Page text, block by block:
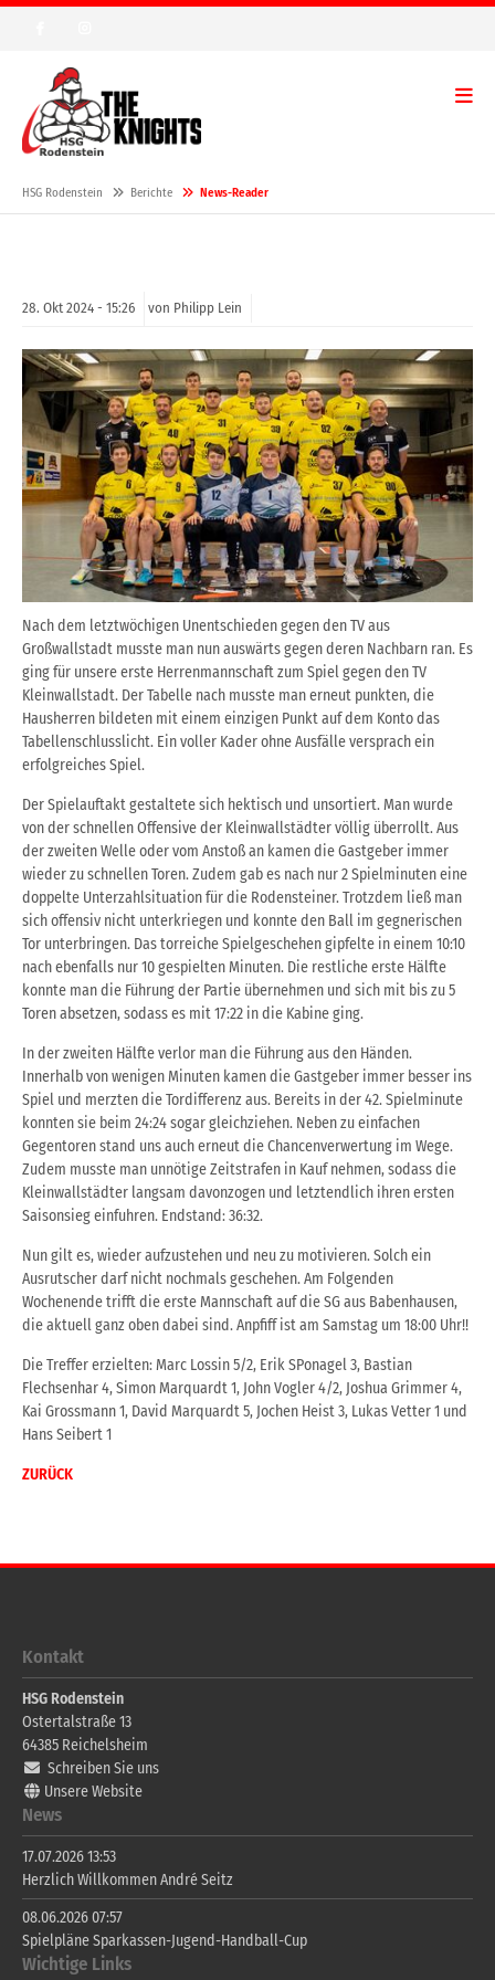
HSG Rodenstein Berichte News-Reader
28. Okt 2024 - 15:26 von Philipp Lein
Nach dem letztwöchigen Unentschieden gegen den TV aus
Großwallstadt musste man nun auswärts gegen deren Nachbarn ran. Es
ging für unsere erste Herrenmannschaft zum Spiel gegen den TV
Kleinwallstadt. Der Tabelle nach musste man erneut punkten, die
Hausherren bildeten mit einem einzigen Punkt auf dem Konto das
Tabellenschlusslicht. Ein voller Kader ohne Ausfälle versprach ein
erfolgreiches Spiel.
Der Spielauftakt gestaltete sich hektisch und unsortiert. Man wurde
von der schnellen Offensive der Kleinwallstädter völlig überrollt. Aus
der zweiten Welle oder vom Anstoß an kamen die Gastgeber immer
wieder zu schnellen Toren. Zudem gab es nach nur 2 Spielminuten eine
doppelte Unterzahlsituation für die Rodensteiner. Trotzdem ließ man
sich offensiv nicht unterkriegen und konnte den Ball im gegnerischen
Tor unterbringen. Das torreiche Spielgeschehen gipfelte in einem 10:10
nach ebenfalls nur 10 gespielten Minuten. Die restliche erste Hälfte
konnte man die Führung der Partie übernehmen und sich mit bis zu 5
Toren absetzen, sodass es mit 17:22 in die Kabine ging.
In der zweiten Hälfte verlor man die Führung aus den Händen.
Innerhalb von wenigen Minuten kamen die Gastgeber immer besser ins
Spiel und merzten die Tordifferenz aus. Bereits in der 42. Spielminute
konnten sie beim 24:24 sogar gleichziehen. Neben zu einfachen
Gegentoren stand uns auch erneut die Chancenverwertung im Wege.
Zudem musste man unnötige Zeitstrafen in Kauf nehmen, sodass die
Kleinwallstädter langsam davonzogen und letztendlich ihren ersten
Saisonsieg einfuhren. Endstand: 36:32.
Nun gilt es, wieder aufzustehen und neu zu motivieren. Solch ein
Ausrutscher darf nicht nochmals geschehen. Am Folgenden
Wochenende trifft die erste Mannschaft auf die SG aus Babenhausen,
die aktuell ganz oben dabei sind. Anpfiff ist am Samstag um 18:00 Uhr!!
Die Treffer erzielten: Marc Lossin 5/2, Erik SPonagel 3, Bastian
Flechsenhar 4, Simon Marquardt 1, John Vogler 4/2, Joshua Grimmer 4,
Kai Grossmann 1, David Marquardt 5, Jochen Heist 3, Lukas Vetter 1 und
Hans Seibert 1
ZURÜCK
Kontakt
HSG Rodenstein
Ostertalstraße 13
64385 Reichelsheim
Schreiben Sie uns
Unsere Website
News
17.07.2026 13:53
Herzlich Willkommen André Seitz
08.06.2026 07:57
Spielpläne Sparkassen-Jugend-Handball-Cup
Wichtige Links